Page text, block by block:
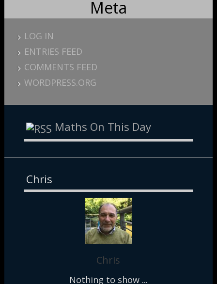
Meta
LOG IN
ENTRIES FEED
COMMENTS FEED
WORDPRESS.ORG
Maths On This Day
Chris
Chris
Nothing to show ...